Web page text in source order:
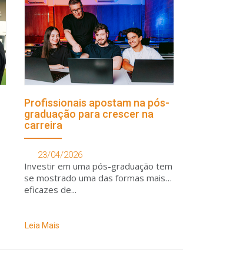
Profissionais apostam na pós-
graduação para crescer na
carreira
23/04/2026
Investir em uma pós-graduação tem
se mostrado uma das formas mais
eficazes de...
Leia Mais